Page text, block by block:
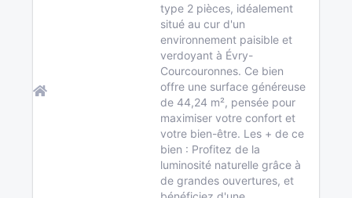
type 2 pièces, idéalement
situé au cur d'un
environnement paisible et
verdoyant à Évry-
Courcouronnes. Ce bien
offre une surface généreuse
de 44,24 m², pensée pour
maximiser votre confort et
votre bien-être. Les + de ce
bien : Profitez de la
luminosité naturelle grâce à
de grandes ouvertures, et